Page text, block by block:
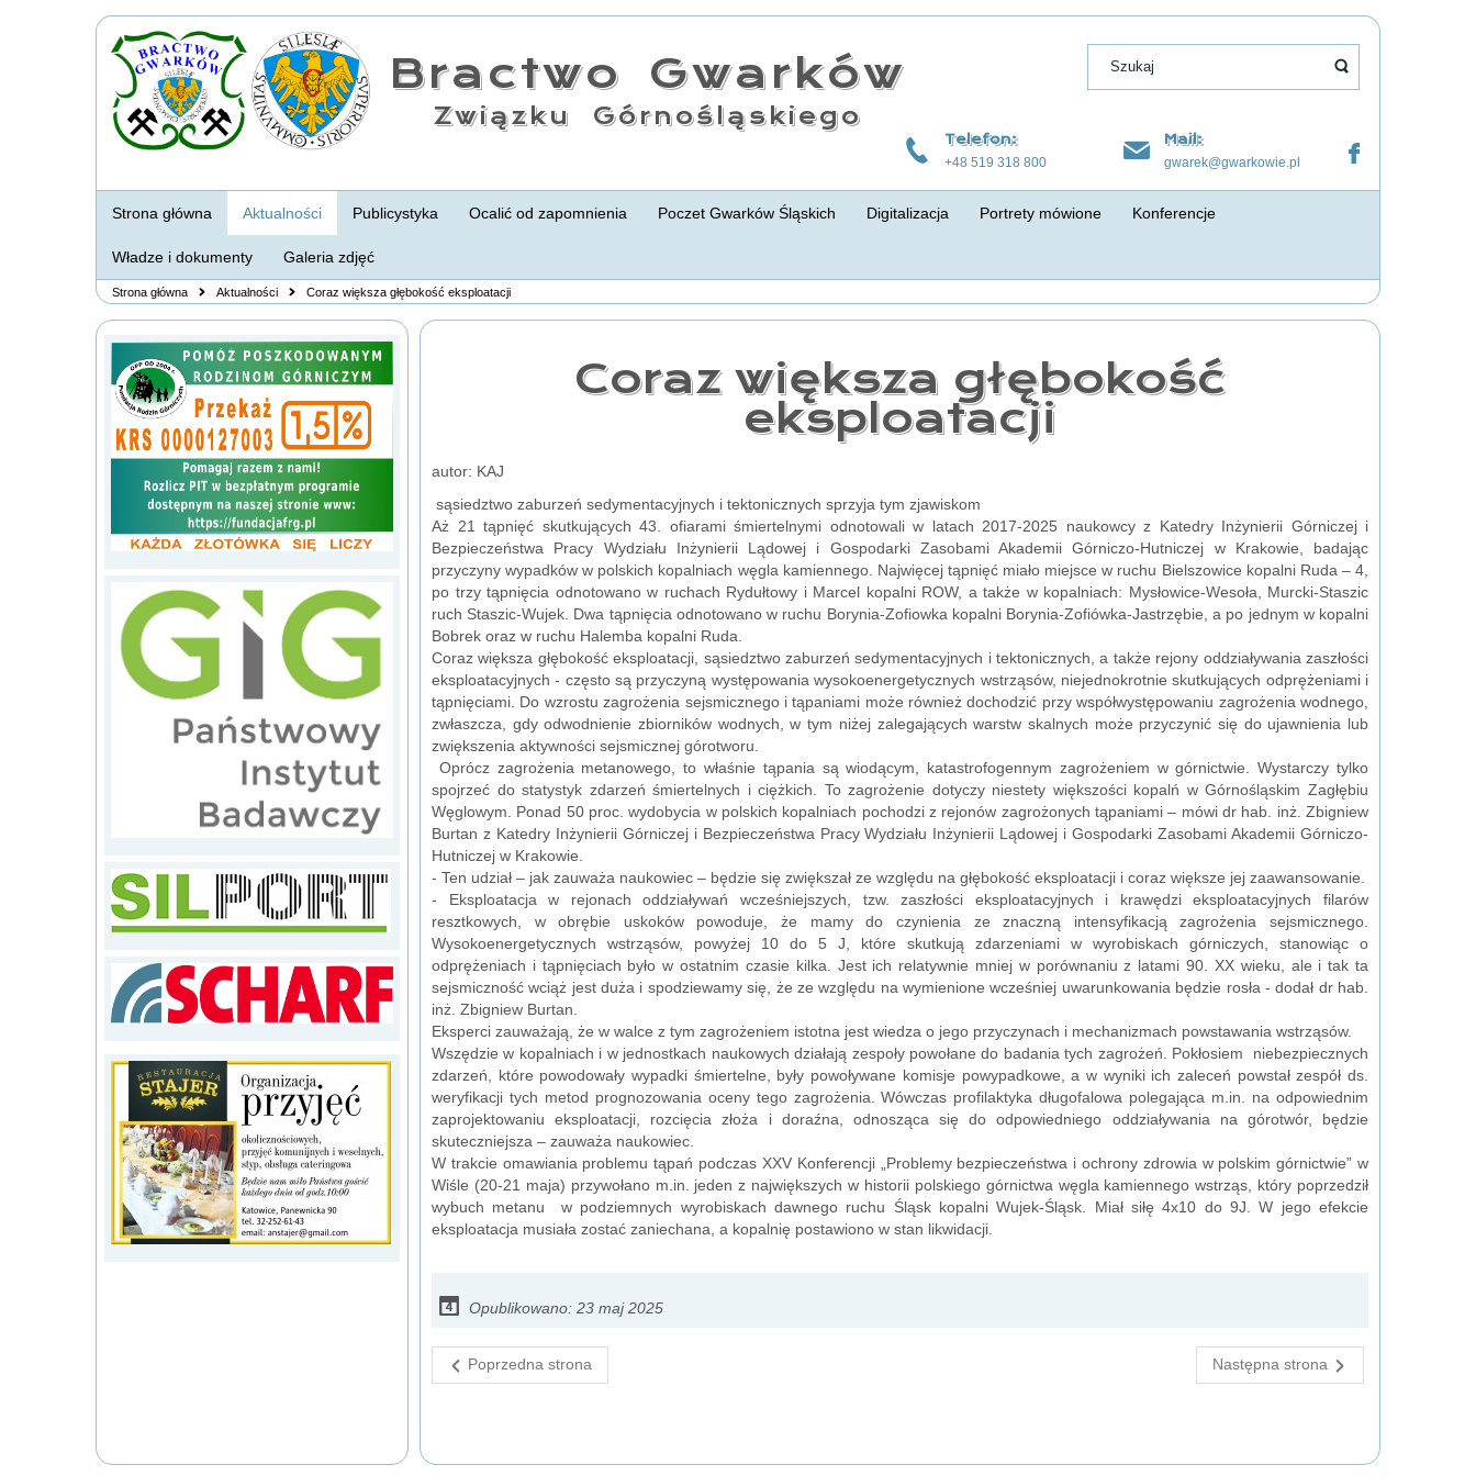
Bractwo Gwarków
Związku Górnośląskiego
Telefon:
+48 519 318 800
Mail:
gwarek@gwarkowie.pl
Strona główna Aktualności Publicystyka Ocalić od zapomnienia Poczet Gwarków Śląskich Digitalizacja Portrety mówione Konferencje
Władze i dokumenty Galeria zdjęć
Strona główna Aktualności Coraz większa głębokość eksploatacji
Coraz większa głębokość
eksploatacji
autor: KAJ
sąsiedztwo zaburzeń sedymentacyjnych i tektonicznych sprzyja tym zjawiskom
Aż 21 tąpnięć skutkujących 43. ofiarami śmiertelnymi odnotowali w latach 2017-2025 naukowcy z Katedry Inżynierii Górniczej i
Bezpieczeństwa Pracy Wydziału Inżynierii Lądowej i Gospodarki Zasobami Akademii Górniczo-Hutniczej w Krakowie, badając
przyczyny wypadków w polskich kopalniach węgla kamiennego. Najwięcej tąpnięć miało miejsce w ruchu Bielszowice kopalni Ruda – 4,
po trzy tąpnięcia odnotowano w ruchach Rydułtowy i Marcel kopalni ROW, a także w kopalniach: Mysłowice-Wesoła, Murcki-Staszic
ruch Staszic-Wujek. Dwa tąpnięcia odnotowano w ruchu Borynia-Zofiowka kopalni Borynia-Zofiówka-Jastrzębie, a po jednym w kopalni
Bobrek oraz w ruchu Halemba kopalni Ruda.
Coraz większa głębokość eksploatacji, sąsiedztwo zaburzeń sedymentacyjnych i tektonicznych, a także rejony oddziaływania zaszłości
eksploatacyjnych - często są przyczyną występowania wysokoenergetycznych wstrząsów, niejednokrotnie skutkujących odprężeniami i
tąpnięciami. Do wzrostu zagrożenia sejsmicznego i tąpaniami może również dochodzić przy współwystępowaniu zagrożenia wodnego,
zwłaszcza, gdy odwodnienie zbiorników wodnych, w tym niżej zalegających warstw skalnych może przyczynić się do ujawnienia lub
zwiększenia aktywności sejsmicznej górotworu.
Oprócz zagrożenia metanowego, to właśnie tąpania są wiodącym, katastrofogennym zagrożeniem w górnictwie. Wystarczy tylko
spojrzeć do statystyk zdarzeń śmiertelnych i ciężkich. To zagrożenie dotyczy niestety większości kopalń w Górnośląskim Zagłębiu
Węglowym. Ponad 50 proc. wydobycia w polskich kopalniach pochodzi z rejonów zagrożonych tąpaniami – mówi dr hab. inż. Zbigniew
Burtan z Katedry Inżynierii Górniczej i Bezpieczeństwa Pracy Wydziału Inżynierii Lądowej i Gospodarki Zasobami Akademii Górniczo-
Hutniczej w Krakowie.
- Ten udział – jak zauważa naukowiec – będzie się zwiększał ze względu na głębokość eksploatacji i coraz większe jej zaawansowanie.
- Eksploatacja w rejonach oddziaływań wcześniejszych, tzw. zaszłości eksploatacyjnych i krawędzi eksploatacyjnych filarów
resztkowych, w obrębie uskoków powoduje, że mamy do czynienia ze znaczną intensyfikacją zagrożenia sejsmicznego.
Wysokoenergetycznych wstrząsów, powyżej 10 do 5 J, które skutkują zdarzeniami w wyrobiskach górniczych, stanowiąc o
odprężeniach i tąpnięciach było w ostatnim czasie kilka. Jest ich relatywnie mniej w porównaniu z latami 90. XX wieku, ale i tak ta
sejsmiczność wciąż jest duża i spodziewamy się, że ze względu na wymienione wcześniej uwarunkowania będzie rosła - dodał dr hab.
inż. Zbigniew Burtan.
Eksperci zauważają, że w walce z tym zagrożeniem istotna jest wiedza o jego przyczynach i mechanizmach powstawania wstrząsów.
Wszędzie w kopalniach i w jednostkach naukowych działają zespoły powołane do badania tych zagrożeń. Pokłosiem niebezpiecznych
zdarzeń, które powodowały wypadki śmiertelne, były powoływane komisje powypadkowe, a w wyniki ich zaleceń powstał zespół ds.
weryfikacji tych metod prognozowania oceny tego zagrożenia. Wówczas profilaktyka długofalowa polegająca m.in. na odpowiednim
zaprojektowaniu eksploatacji, rozcięcia złoża i doraźna, odnosząca się do odpowiedniego oddziaływania na górotwór, będzie
skuteczniejsza – zauważa naukowiec.
W trakcie omawiania problemu tąpań podczas XXV Konferencji „Problemy bezpieczeństwa i ochrony zdrowia w polskim górnictwie” w
Wiśle (20-21 maja) przywołano m.in. jeden z największych w historii polskiego górnictwa węgla kamiennego wstrząs, który poprzedził
wybuch metanu w podziemnych wyrobiskach dawnego ruchu Śląsk kopalni Wujek-Śląsk. Miał siłę 4x10 do 9J. W jego efekcie
eksploatacja musiała zostać zaniechana, a kopalnię postawiono w stan likwidacji.
Opublikowano: 23 maj 2025
Poprzedna strona Następna strona